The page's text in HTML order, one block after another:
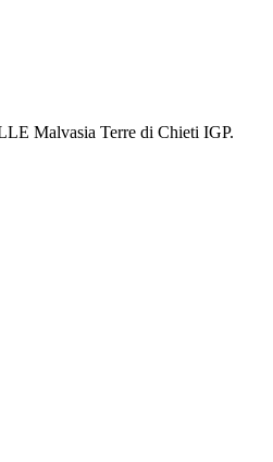
Malvasia Terre di Chieti IGP.